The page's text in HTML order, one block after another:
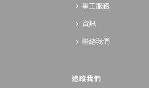
事工服務
資訊
聯絡我們
追蹤我們